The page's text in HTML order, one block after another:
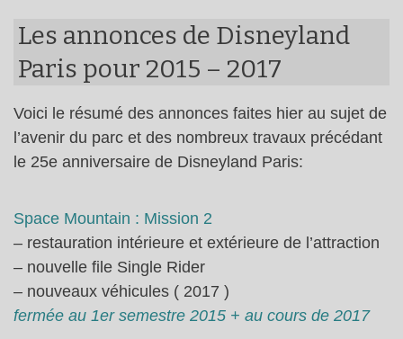
Les annonces de Disneyland
Paris pour 2015 – 2017
Voici le résumé des annonces faites hier au sujet de
l’avenir du parc et des nombreux travaux précédant
le 25e anniversaire de Disneyland Paris:
Space Mountain : Mission 2
– restauration intérieure et extérieure de l’attraction
– nouvelle file Single Rider
– nouveaux véhicules ( 2017 )
fermée au 1er semestre 2015 + au cours de 2017